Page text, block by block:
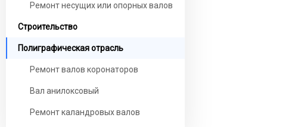
Ремонт несущих или опорных валов
Строительство
Полиграфическая отрасль
Ремонт валов коронаторов
Вал анилоксовый
Ремонт каландровых валов